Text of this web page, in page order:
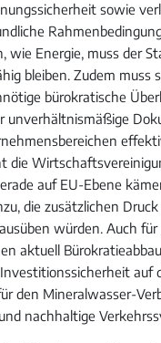
sowie
wie Energie, muss der
bleiben. Zudem muss
bürokratische
unverhältnismäßige
die
auf EU-Ebene
die zusätzlichen Druck
würden. Auch für
aktuell
auf
den Mineralwasser-
nachhaltige